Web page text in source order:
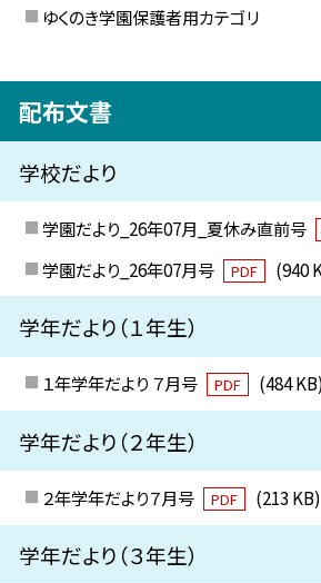
ゆくのき学園保護者用カテゴリ
配布文書
学校だより
学園だより_26年07月_夏休み直前号
学園だより_26年07月号
PDF (940
学年だより（１年生）
１年学年だより ７月号 PDF (484 KB)
学年だより（２年生）
２年学年だより７月号 PDF (213 KB)
学年だより（３年生）